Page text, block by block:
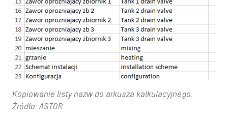
Kopiowanie listy nazw do arkusza kalkulacyjnego.
Źródło: ASTOR